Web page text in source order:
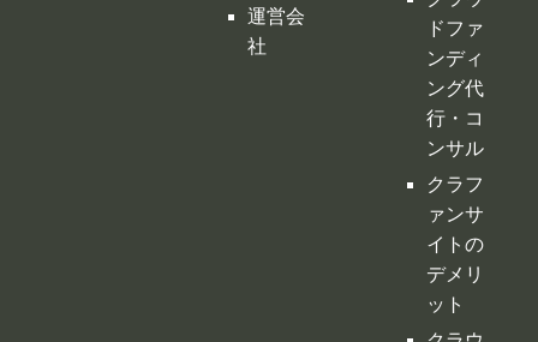
ング代
行・コ
ンサル
クラフ
ァンサ
イトの
デメリ
ット
クラウ
ドファ
ンディ